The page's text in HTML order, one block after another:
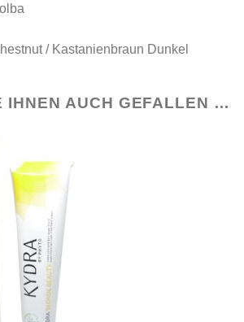
/ Kastanienbraun Dunkel
IHNEN AUCH GEFALLEN …